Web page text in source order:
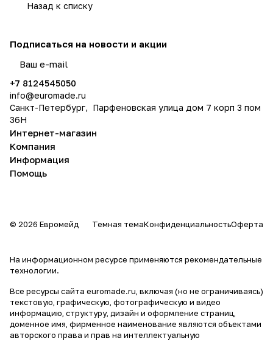
Назад к списку
Подписаться на новости и акции
+7 8124545050
info@euromade.ru
Санкт-Петербург, Парфеновская улица дом 7 корп 3 пом
36Н
Интернет-магазин
Компания
Информация
Помощь
© 2026 Евромейд Темная темаКонфиденциальностьОферта
На информационном ресурсе применяются рекомендательные
технологии.
Все ресурсы сайта euromade.ru, включая (но не ограничиваясь)
текстовую, графическую, фотографическую и видео
информацию, структуру, дизайн и оформление страниц,
доменное имя, фирменное наименование являются объектами
авторского права и прав на интеллектуальную